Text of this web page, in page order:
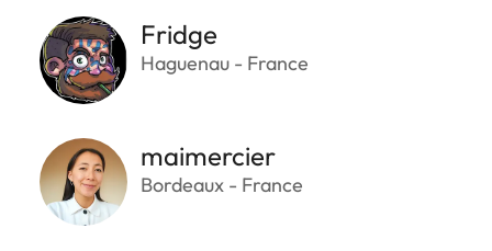
Fridge
Haguenau - France
maimercier
Bordeaux - France